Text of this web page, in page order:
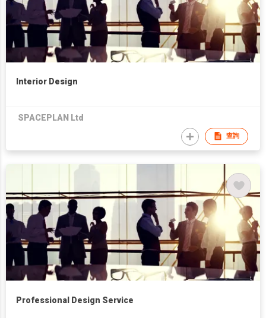
Interior Design
SPACEPLAN Ltd
查詢
Professional Design Service